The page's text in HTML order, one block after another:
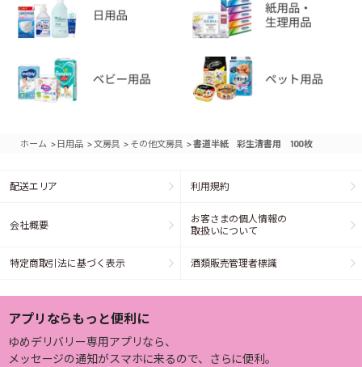
ホーム > 日用品 >文房具 > その他文房具 >書道半紙 彩生清書用 100枚
配送エリア 利用規約
会社概要
お客さまの個人情報の
取扱いについて
特定商取引法に基づく表示 酒類販売管理者標識
アプリならもっと便利に
ゆめデリバリー専用アプリなら、
メッセージの通知がスマホに来るので、さらに便利。